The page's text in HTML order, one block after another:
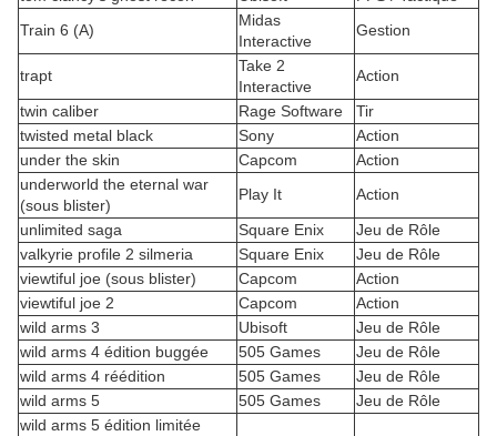
Train 6 (A)
Midas
Interactive
Gestion
trapt
Take 2
Interactive
Action
twin caliber
Rage Software
Tir
twisted metal black
Sony
Action
under the skin
Capcom
Action
underworld the eternal war
(sous blister)
Play It
Action
unlimited saga
Square Enix
Jeu de Rôle
valkyrie profile 2 silmeria
Square Enix
Jeu de Rôle
viewtiful joe (sous blister)
Capcom
Action
viewtiful joe 2
Capcom
Action
wild arms 3
Ubisoft
Jeu de Rôle
wild arms 4 édition buggée
505 Games
Jeu de Rôle
wild arms 4 réédition
505 Games
Jeu de Rôle
wild arms 5
505 Games
Jeu de Rôle
wild arms 5 édition limitée